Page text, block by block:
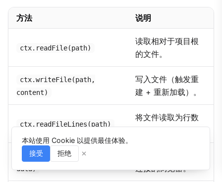
方法 说明
ctx.readFile(path)
读取相对于项目根
的文件。
ctx.writeFile(path,
content)
写入文件（触发重
建 + 重新加载）。
ctx.readFileLines(path)
将文件读取为行数
组。
ctx.broadcast(event,
data)
连接的浏览器。
本站使用 Cookie 以提供最佳体验。
接受 拒绝